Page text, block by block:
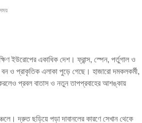
ইউরোপের একাধিক দেশ। ফ্রান্স, স্পেন, পর্তুগাল ও
ও প্রাকৃতিক এলাকা পুড়ে গেছে। হাজারো দমকলকর্মী,
প্রবল বাতাস ও নতুন তাপপ্রবাহের আশঙ্কায়
দ্রুত ছড়িয়ে পড়া দাবানলের কারণে সেখান থেকে